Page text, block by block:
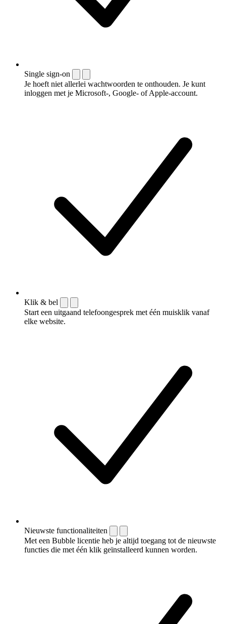
Single sign-on
Je hoeft niet allerlei wachtwoorden te onthouden. Je kunt
inloggen met je Microsoft-, Google- of Apple-account.
Klik & bel
Start een uitgaand telefoongesprek met één muisklik vanaf
elke website.
Nieuwste functionaliteiten
Met een Bubble licentie heb je altijd toegang tot de nieuwste
functies die met één klik geïnstalleerd kunnen worden.